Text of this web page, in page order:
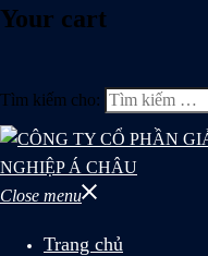
Your cart
Tìm kiếm cho:
Close menu
Trang chủ